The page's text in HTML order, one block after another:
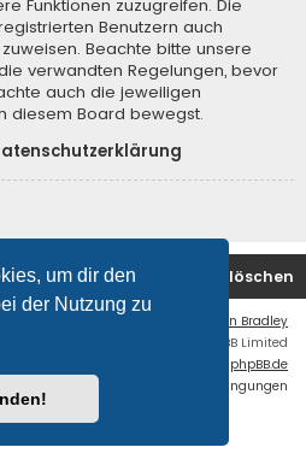
um dir den
der Nutzung zu
Funktionen zuzugreifen. Die
Benutzern auch
Beachte bitte unsere
verwandten Regelungen, bevor
auch die jeweiligen
diesem Board bewegst.
Alle Cookies löschen
Ian Bradley
by
® Forum Software © phpBB Limited
phpBB.de
Nutzungsbedingungen